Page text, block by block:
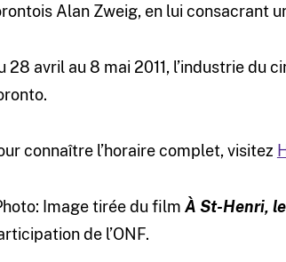
Alan Zweig, en lui consacrant
28 avril au 8 mai 2011, l’industrie du
connaître l’horaire complet, visitez
Image tirée du film À St-Henri,
de l’ONF.